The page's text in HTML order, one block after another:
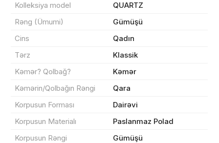
Kolleksiya model
QUARTZ
Rəng (Ümumi)
Gümüşü
Cins
Qadın
Tərz
Klassik
Kəmər? Qolbağ?
Kəmər
Kəmərin/Qolbağın Rəngi
Qara
Korpusun Forması
Dairəvi
Korpusun Materialı
Paslanmaz Polad
Korpusun Rəngi
Gümüşü
Məhsul(lar) səbətə əlavə edildi
Sifarişin detalları
Məhsul toplam
Endirim